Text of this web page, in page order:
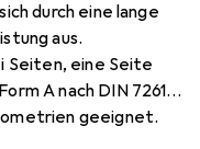
durch eine lange
aus.
Seiten, eine Seite
A nach DIN 7261.
geeignet.